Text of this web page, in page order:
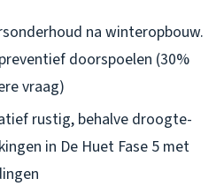
na winteropbouw.
doorspoelen (30%
vraag)
rustig, behalve droogte-
in De Huet Fase 5 met